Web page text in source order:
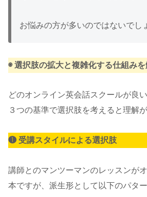
お悩みの方が多いのではないでし
◉ 選択肢の拡大と複雑化する仕組み
どのオンライン英会話スクールが良
３つの基準で選択肢を考えると理解
❶ 受講スタイルによる選択肢
講師とのマンツーマンのレッスンが
本ですが、派生形として以下のパタ